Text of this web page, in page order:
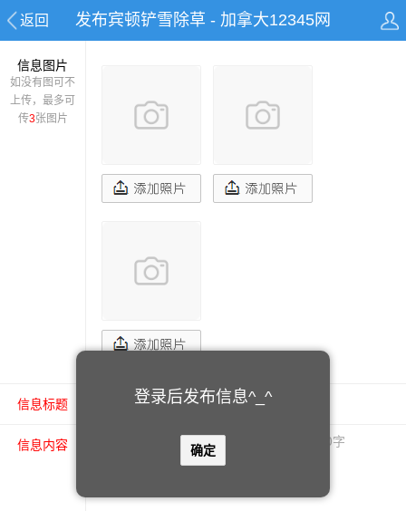
登录后发布信息^_^
确定
返回 发布宾顿铲雪除草 - 加拿大12345网
信息图片
如没有图可不
上传，最多可
传3张图片
信息标题
信息内容